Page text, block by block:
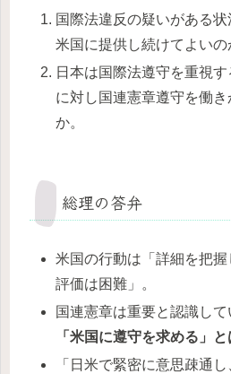
国際法違反の疑いがある
米国に提供し続けてよいの
日本は国際法遵守を重視
に対し国連憲章遵守を働
か。
総理の答弁
米国の行動は「詳細を把
評価は困難」。
国連憲章は重要と認識して
「米国に遵守を求める」
「日米で緊密に意思疎通